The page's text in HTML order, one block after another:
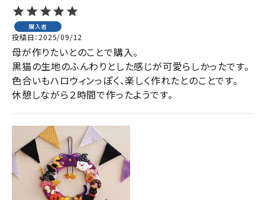
購入者
投稿日 2025/09/12
母が作りたいとのことで購入。
黒猫の生地のふんわりとした感じが可愛らしかったです。
色合いもハロウィンっぽく、楽しく作れたとのことです。
休憩しながら２時間で作ったようです。